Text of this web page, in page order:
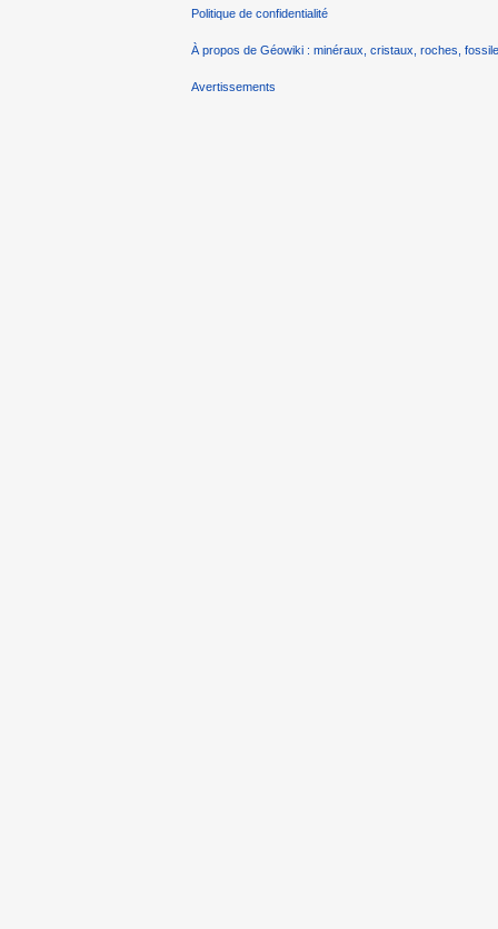
Politique de confidentialité
À propos de Géowiki : minéraux, cristaux, roches,
Avertissements